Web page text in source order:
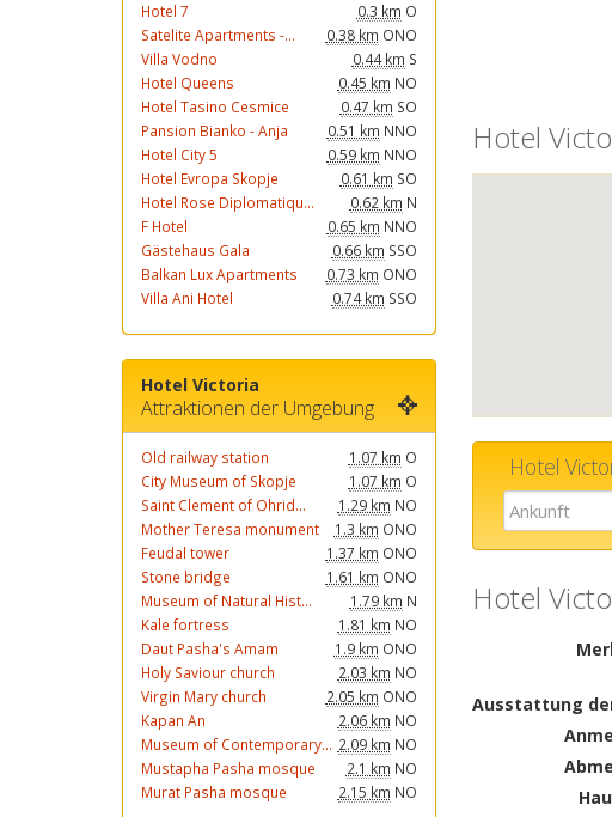
Hotel 7
0.3 km O
Satelite Apartments -...
0.38 km ONO
Villa Vodno
0.44 km S
Hotel Queens
0.45 km NO
Hotel Tasino Cesmice
0.47 km SO
Pansion Bianko - Anja
0.51 km NNO
Hotel City 5
0.59 km NNO
Hotel Evropa Skopje
0.61 km SO
Hotel Rose Diplomatiqu...
0.62 km N
F Hotel
0.65 km NNO
Gästehaus Gala
0.66 km SSO
Balkan Lux Apartments
0.73 km ONO
Villa Ani Hotel
0.74 km SSO
Hotel Victoria
Attraktionen der Umgebung
Old railway station 1.07 km O
City Museum of Skopje
1.07 km O
Saint Clement of Ohrid...
1.29 km NO
Mother Teresa monument
1.3 km ONO
Feudal tower
1.37 km ONO
Stone bridge
1.61 km ONO
Museum of Natural Hist...
1.79 km N
Kale fortress
1.81 km NO
Daut Pasha's Amam
1.9 km ONO
Holy Saviour church
2.03 km NO
Virgin Mary church
2.05 km ONO
Kapan An
2.06 km NO
Museum of Contemporary... 2.09 km NO
Mustapha Pasha mosque
2.1 km NO
Murat Pasha mosque
2.15 km NO
Hotel
Hotel
Hotel